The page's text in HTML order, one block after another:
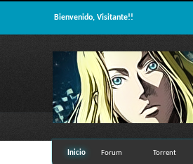
Bienvenido, Visitante!!
Inicio Forum Torrent